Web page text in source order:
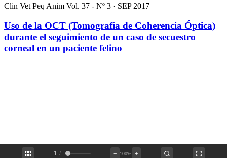
1 / - − 100% +
Clin Vet Peq Anim Vol. 37 - Nº 3 · SEP 2017
Uso de la OCT (Tomografía de Coherencia Óptica)
durante el seguimiento de un caso de secuestro
corneal en un paciente felino